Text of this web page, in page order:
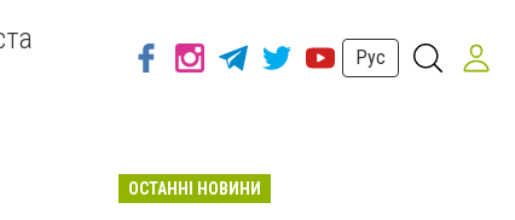
Рус
ОСТАННІ НОВИНИ